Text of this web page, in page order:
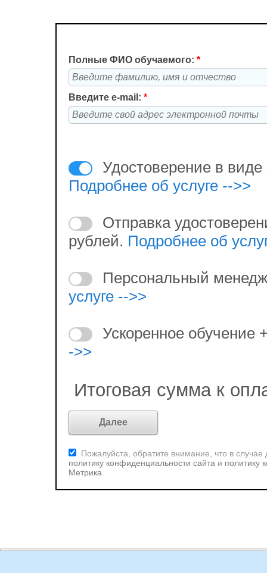
Полные ФИО обучаемого: *
Введите e-mail: *
Удостоверение в виде
Подробнее об услуге -->>
Отправка
рублей. Подробнее об
Персональный
услуге -->>
Ускоренное обучение
->>
Итоговая сумма к
Пожалуйста, обратите внимание, что в
политику конфиденциальности сайта и политику
Метрика